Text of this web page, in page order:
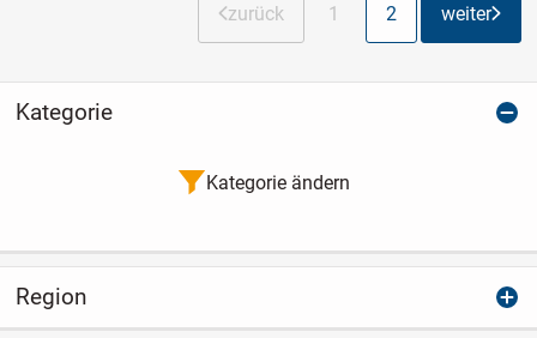
zurück 1 2 weiter
Kategorie
Kategorie ändern
Region